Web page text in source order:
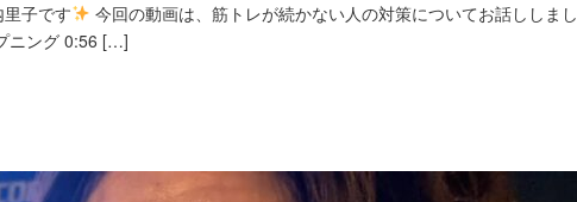
子です
今回の動画は、筋トレが続かない人の対策についてお話ししまし
ニング 0:56 […]